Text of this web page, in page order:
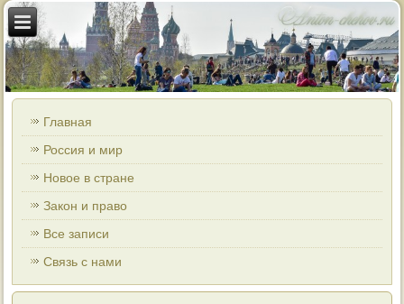
Главная
Россия и мир
Новое в стране
Закон и право
Все записи
Связь с нами